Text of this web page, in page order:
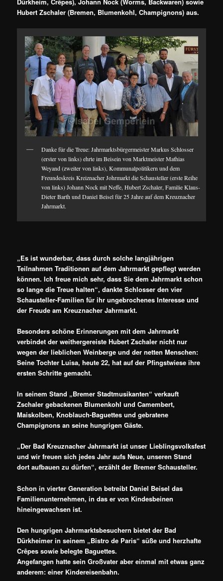
Dürkheim, Crêpes), Johann Nock (Worms, Backwaren) sowie
Hubert Zschaler (Bremen, Blumenkohl, Champignons) aus.
Danke für die Treue: Jahrmarktsbürgermeister Markus Schlosser
(erster von links) ehrte im Beisein von Marktmeister Mathias
Weyand (zweiter von links), Kommunalpolitikern und dem
Freundeskreis Kreiznacher Johrmarkt die Schausteller (erste Reihe
von links) Johann Nock mit Neffe, Hubert Zschaler, Familie Klaus-
Dieter Barth und Daniel Beisel für 25 Jahre auf dem Kreuznacher
Jahrmarkt.
„Es ist wunderbar, dass durch solche langjährigen
Teilnahmen Traditionen auf dem Jahrmarkt gepflegt werden
können. Ich freue mich sehr, dass Sie dem Jahrmarkt schon
so lange die Treue halten“, dankte Schlosser den vier
Schausteller-Familien für ihr ungebrochenes Interesse und
der Freude am Kreuznacher Jahrmarkt.
Besonders schöne Erinnerungen mit dem Jahrmarkt
verbindet der weithergereiste Hubert Zschaler nicht nur
wegen der lieblichen Weinberge und der netten Menschen:
Seine Tochter Luisa, heute 22, hat auf der Pfingstwiese ihre
ersten Schritte gemacht.
In seinem Stand „Bremer Stadtmusikanten“ verkauft
Zschaler gebackenen Blumenkohl und Camembert,
Maiskolben, Knoblauch-Baguettes und gebratene
Champignons an seine hungrigen Gäste.
„Der Bad Kreuznacher Jahrmarkt ist unser Lieblingsvolksfest
und wir freuen sich jedes Jahr aufs Neue, unseren Stand
dort aufbauen zu dürfen“, erzählt der Bremer Schausteller.
Schon in vierter Generation betreibt Daniel Beisel das
Familienunternehmen, in das er von Kindesbeinen
hineingewachsen ist.
Den hungrigen Jahrmarktsbesuchern bietet der Bad
Dürkheimer in seinem „Bistro de Paris“ süße und herzhafte
Crêpes sowie belegte Baguettes.
Angefangen hatte sein Großvater aber einmal mit etwas ganz
anderem: einer Kindereisenbahn.